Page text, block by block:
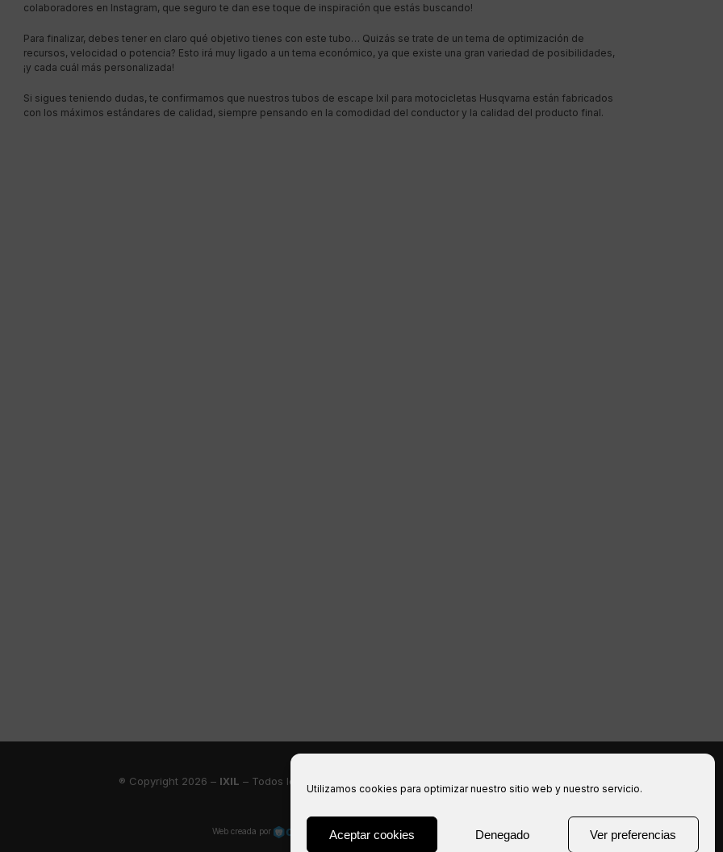
Utilizamos cookies para optimizar nuestro sitio web y nuestro servicio.
Aceptar cookies Denegado Ver preferencias
colaboradores en Instagram, que seguro te dan ese toque de inspiración que estás buscando!
Para finalizar, debes tener en claro qué objetivo tienes con este tubo… Quizás se trate de un tema de optimización de
recursos, velocidad o potencia? Esto irá muy ligado a un tema económico, ya que existe una gran variedad de posibilidades,
¡y cada cuál más personalizada!
Si sigues teniendo dudas, te confirmamos que nuestros tubos de escape Ixil para motocicletas Husqvarna están fabricados
con los máximos estándares de calidad, siempre pensando en la comodidad del conductor y la calidad del producto final.
® Copyright 2026 – IXIL – Todos los derechos reservados.
Web creada por